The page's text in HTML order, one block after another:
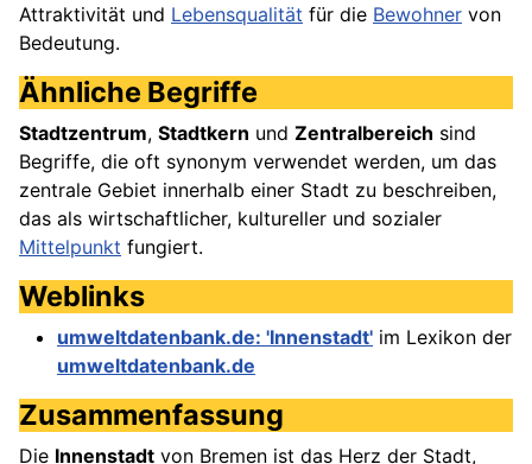
Attraktivität und Lebensqualität für die Bewohner von
Bedeutung.
Ähnliche Begriffe
Stadtzentrum, Stadtkern und Zentralbereich sind
Begriffe, die oft synonym verwendet werden, um das
zentrale Gebiet innerhalb einer Stadt zu beschreiben,
das als wirtschaftlicher, kultureller und sozialer
Mittelpunkt fungiert.
Weblinks
umweltdatenbank.de: 'Innenstadt' im Lexikon der
umweltdatenbank.de
Zusammenfassung
Die Innenstadt von Bremen ist das Herz der Stadt,